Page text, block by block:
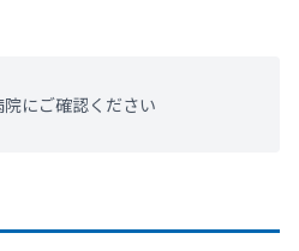
にご確認ください